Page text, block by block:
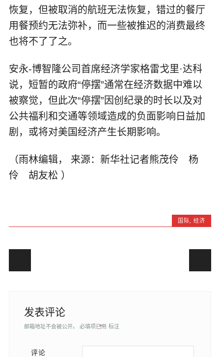
恢复，但被取消的航班无法恢复，错过的餐厅
用餐预约无法弥补，而一些被推迟的消费最终
也将不了了之。
安永-博智隆公司首席经济学家格雷戈里·达科
说，短暂的政府“停摆”通常在经济数据中难以
被察觉，但此次“停摆”因创纪录的时长以及对
公共福利和交通等领域造成的负面影响日益加
剧，或将对美国经济产生长期影响。
（雨林编辑， 来源：新华社记者熊茂伶 杨
伶 胡友松 ）
国际,经济
发表评论
邮箱地址不会被公开。 必填项已用
* 标注
评论